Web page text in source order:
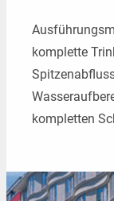
komplette
kompletten